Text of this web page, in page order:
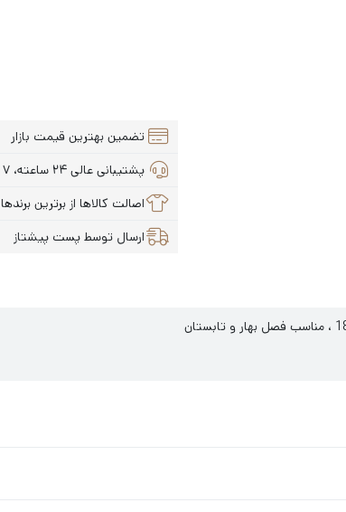
تضمین بهترین قیمت بازار
پشتیبانی عالی ۲۴ ساعته، ۷ روز هفته
اصالت کالاها از برترین برندها
ارسال توسط پست پیشتاز